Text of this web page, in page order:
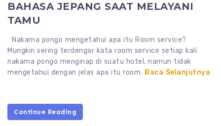
BAHASA JEPANG SAAT MELAYANI
TAMU
Nakama pongo mengetahui apa itu Room service?
Mungkin sering terdengar kata room service setiap kali
nakama pongo menginap di suatu hotel, namun tidak
mengetahui dengan jelas apa itu room. Baca Selanjutnya
Continue Reading